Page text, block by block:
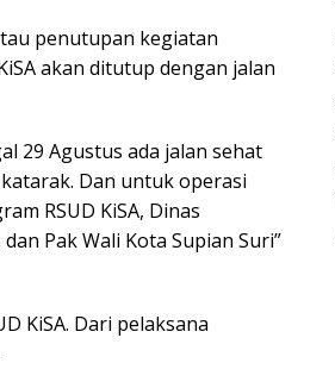
penutupan kegiatan
akan ditutup dengan jalan
29 Agustus ada jalan sehat
Dan untuk operasi
RSUD KiSA, Dinas
Pak Wali Kota Supian Suri”
KiSA. Dari pelaksana